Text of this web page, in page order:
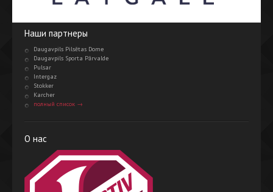
Наши партнеры
Daugavpils Pilsētas Dome
Daugavpils Sporta Pārvalde
Pulsar
Intergaz
Stokker
Karcher
полный список →
О нас